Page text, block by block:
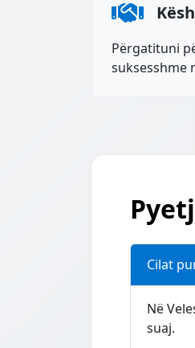
Përgatituni
suksesshme
Cilat
Në
suaj.